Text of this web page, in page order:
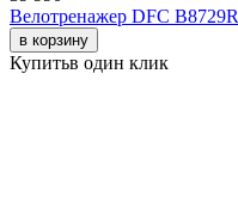
Велотренажер DFC B8729R
в корзину
Купитьв один клик